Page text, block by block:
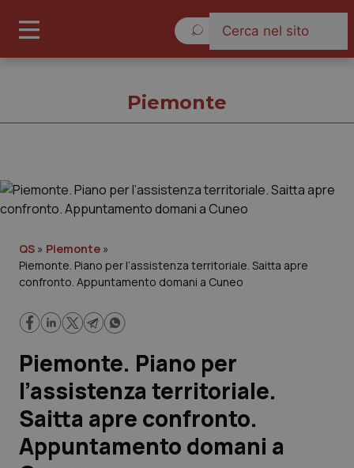
Governo e Parlamento
Regioni e Asl
Lavoro e Professioni
Scienza e Farmaci
Studi e Analisi
Piemonte
QS » Piemonte »
Piemonte. Piano per l’assistenza territoriale. Saitta apre
confronto. Appuntamento domani a Cuneo
Piemonte. Piano per
l’assistenza territoriale.
Saitta apre confronto.
Appuntamento domani a